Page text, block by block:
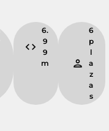
6.
9
9
m
6
p
l
a
z
a
s